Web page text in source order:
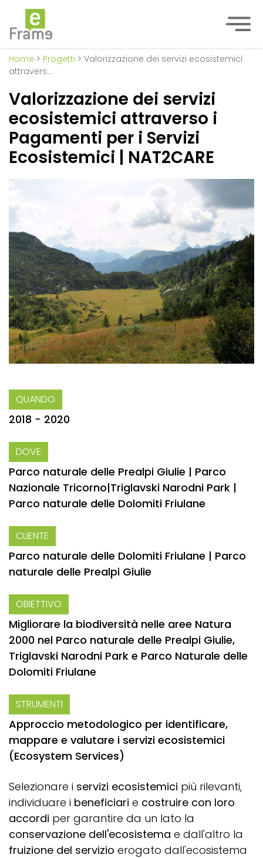
Home > Progetti > Valorizzazione dei servizi ecosistemici
attravers…
Valorizzazione dei servizi
ecosistemici attraverso i
Pagamenti per i Servizi
Ecosistemici | NAT2CARE
QUANDO
2018 - 2020
DOVE
Parco naturale delle Prealpi Giulie | Parco
Nazionale Tricorno|Triglavski Narodni Park |
Parco naturale delle Dolomiti Friulane
CLIENTE
Parco naturale delle Dolomiti Friulane | Parco
naturale delle Prealpi Giulie
OBIETTIVO
Migliorare la biodiversità nelle aree Natura
2000 nel Parco naturale delle Prealpi Giulie,
Triglavski Narodni Park e Parco Naturale delle
Dolomiti Friulane
STRUMENTI
Approccio metodologico per identificare,
mappare e valutare i servizi ecosistemici
(Ecosystem Services)
Selezionare i servizi ecosistemici più rilevanti,
individuare i beneficiari e costruire con loro
accordi per garantire da un lato la
conservazione dell'ecosistema e dall'altro la
fruizione del servizio erogato dall'ecosistema